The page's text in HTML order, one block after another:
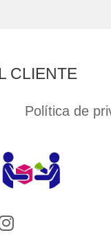
CLIENTE
Política de
Instagram